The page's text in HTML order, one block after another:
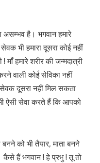
असम्भव है। भगवान हमारे
भी हमारा दूसरा कोई नहीं
हमारे शरीर की जन्मदात्री
वाली कोई सेविका नहीं
दूसरा नहीं मिल सकता
ऐसी सेवा करते हैं कि आपको
को भी तैयार, माता बनने
कैसे हैं भगवान ! हे प्रभु ! तू तो